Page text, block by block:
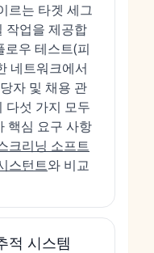
르는 타겟 세그
작업을 제공합
로우 테스트(피
네트워크에서
자 및 채용 관
다섯 가지 모두
핵심 요구 사항
크리닝 소프트
스턴트와 비교
적 시스템